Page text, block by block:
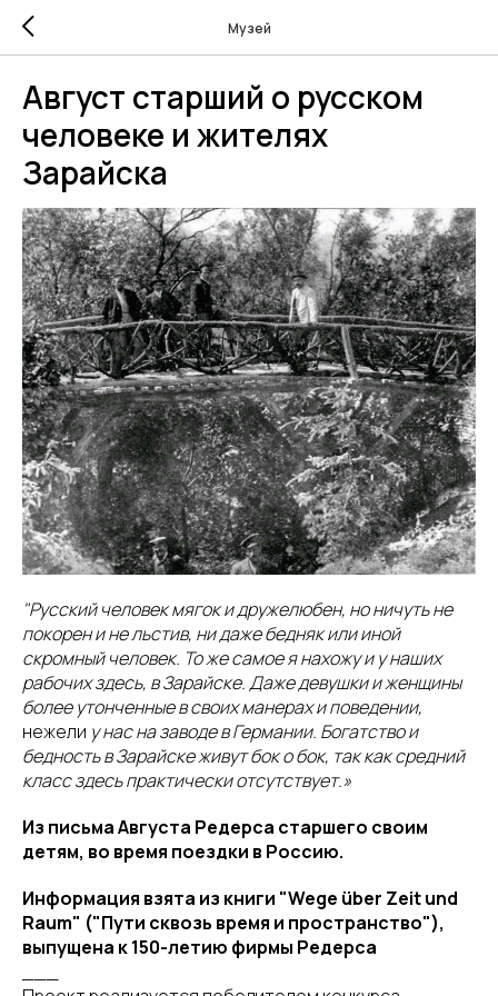
Музей
Август старший о русском
человеке и жителях
Зарайска
"Русский человек мягок и дружелюбен, но ничуть не
покорен и не льстив, ни даже бедняк или иной
скромный человек. То же самое я нахожу и у наших
рабочих здесь, в Зарайске. Даже девушки и женщины
более утонченные в своих манерах и поведении,
нежели у нас на заводе в Германии. Богатство и
бедность в Зарайске живут бок о бок, так как средний
класс здесь практически отсутствует.»
Из письма Августа Редерса старшего своим
детям, во время поездки в Россию.
Информация взята из книги "Wege über Zeit und
Raum" ("Пути сквозь время и пространство"),
выпущена к 150-летию фирмы Редерса